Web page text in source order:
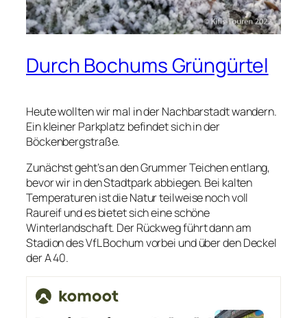
Durch Bochums Grüngürtel
Heute wollten wir mal in der Nachbarstadt wandern.
Ein kleiner Parkplatz befindet sich in der
Böckenbergstraße.
Zunächst geht’s an den Grummer Teichen entlang,
bevor wir in den Stadtpark abbiegen. Bei kalten
Temperaturen ist die Natur teilweise noch voll
Raureif und es bietet sich eine schöne
Winterlandschaft. Der Rückweg führt dann am
Stadion des VfL Bochum vorbei und über den Deckel
der A 40.